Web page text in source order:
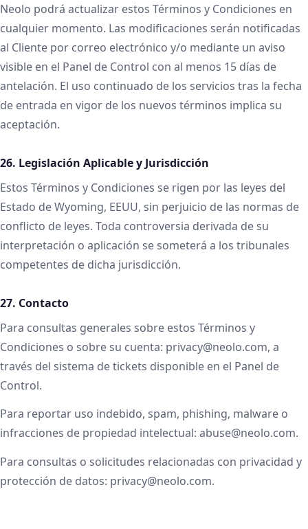
Neolo podrá actualizar estos Términos y Condiciones en
cualquier momento. Las modificaciones serán notificadas
al Cliente por correo electrónico y/o mediante un aviso
visible en el Panel de Control con al menos 15 días de
antelación. El uso continuado de los servicios tras la fecha
de entrada en vigor de los nuevos términos implica su
aceptación.
26. Legislación Aplicable y Jurisdicción
Estos Términos y Condiciones se rigen por las leyes del
Estado de Wyoming, EEUU, sin perjuicio de las normas de
conflicto de leyes. Toda controversia derivada de su
interpretación o aplicación se someterá a los tribunales
competentes de dicha jurisdicción.
27. Contacto
Para consultas generales sobre estos Términos y
Condiciones o sobre su cuenta: privacy@neolo.com, a
través del sistema de tickets disponible en el Panel de
Control.
Para reportar uso indebido, spam, phishing, malware o
infracciones de propiedad intelectual: abuse@neolo.com.
Para consultas o solicitudes relacionadas con privacidad y
protección de datos: privacy@neolo.com.